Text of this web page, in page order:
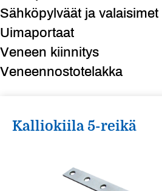
Sähköpylväät ja valaisimet
Uimaportaat
Veneen kiinnitys
Veneennostotelakka
Kalliokiila 5-reikä